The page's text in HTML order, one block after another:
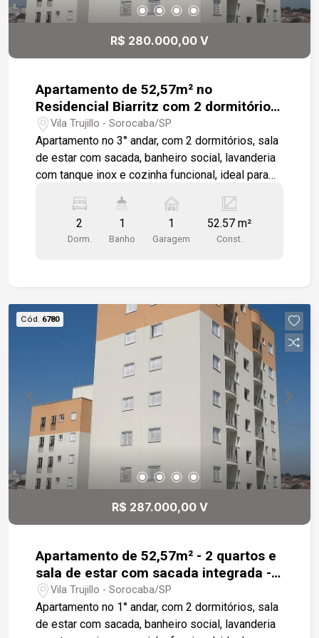
R$ 280.000,00 V
Apartamento de 52,57m² no
Residencial Biarritz com 2 dormitórios
e sala de estar com sacada integrada -
Próximo ao Centro de Sorocaba
Vila Trujillo - Sorocaba/SP
Apartamento no 3° andar, com 2 dormitórios, sala
de estar com sacada, banheiro social, lavanderia
com tanque inox e cozinha funcional, ideal para
com amigos. Localização em região estratégica e
com fácil acesso às principais vias da cidade,
como shoppings, mercados, farmácias etc.
centro da cidade - Próximo ao Carrefour 24 horas
- Bosque para caminhada - 3 academias
próximas - 1 escola de natação - Quadra de
futebol/vôlei na rua ao lado - 15 restaurantes
próximos (menos de 5 minutos) - Mais de 20
bares e pubs em volta Excelente oportunidade
para quem procura conforto, tranquilidade e para
quem deseja viver em uma região completa: com
lazer, gastronomia e serviços a poucos passos
de casa.. Entre em contato e agende uma visita!
2
Dorm.
1
Banho
1
Garagem
52.57 m²
Const.
Cód. 6780
R$ 287.000,00 V
Apartamento de 52,57m² - 2 quartos e
sala de estar com sacada integrada -
Próximo ao Centro de Sorocaba
Vila Trujillo - Sorocaba/SP
Apartamento no 1° andar, com 2 dormitórios, sala
de estar com sacada, banheiro social, lavanderia